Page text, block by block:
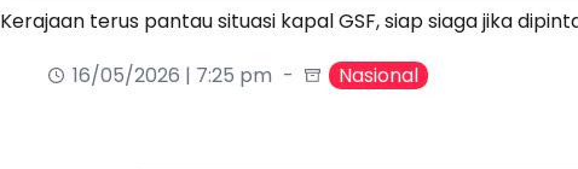
Kerajaan terus pantau situasi kapal GSF, siap siaga jika
16/05/2026 | 7:25 pm
Nasional